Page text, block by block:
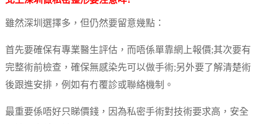
雖然深圳選擇多，但仍然要留意幾點：
首先要確保有專業醫生評估，而唔係單靠網上報價;其次要有
完整術前檢查，確保無感染先可以做手術;另外要了解清楚術
後跟進安排，例如有冇覆診或聯絡機制。
最重要係唔好只睇價錢，因為私密手術對技術要求高，安全